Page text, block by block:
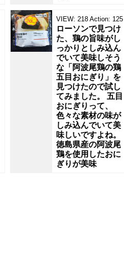
VIEW: 218 Action: 125
ローソンで見つけ
た、鶏の旨味がし
っかりとしみ込ん
でいて美味しそう
な「阿波尾鶏の鶏
五目おにぎり」を
見つけたので試し
てみました。 五目
おにぎりって、
色々な素材の味が
しみ込んでいて美
味しいですよね。
徳島県産の阿波尾
鶏を使用したおに
ぎりが美味